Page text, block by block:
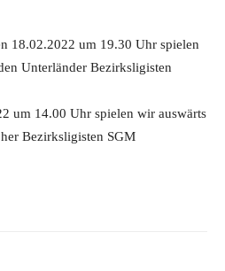
18.02.2022 um 19.30 Uhr spielen
Unterländer Bezirksligisten
um 14.00 Uhr spielen wir auswärts
Bezirksligisten SGM